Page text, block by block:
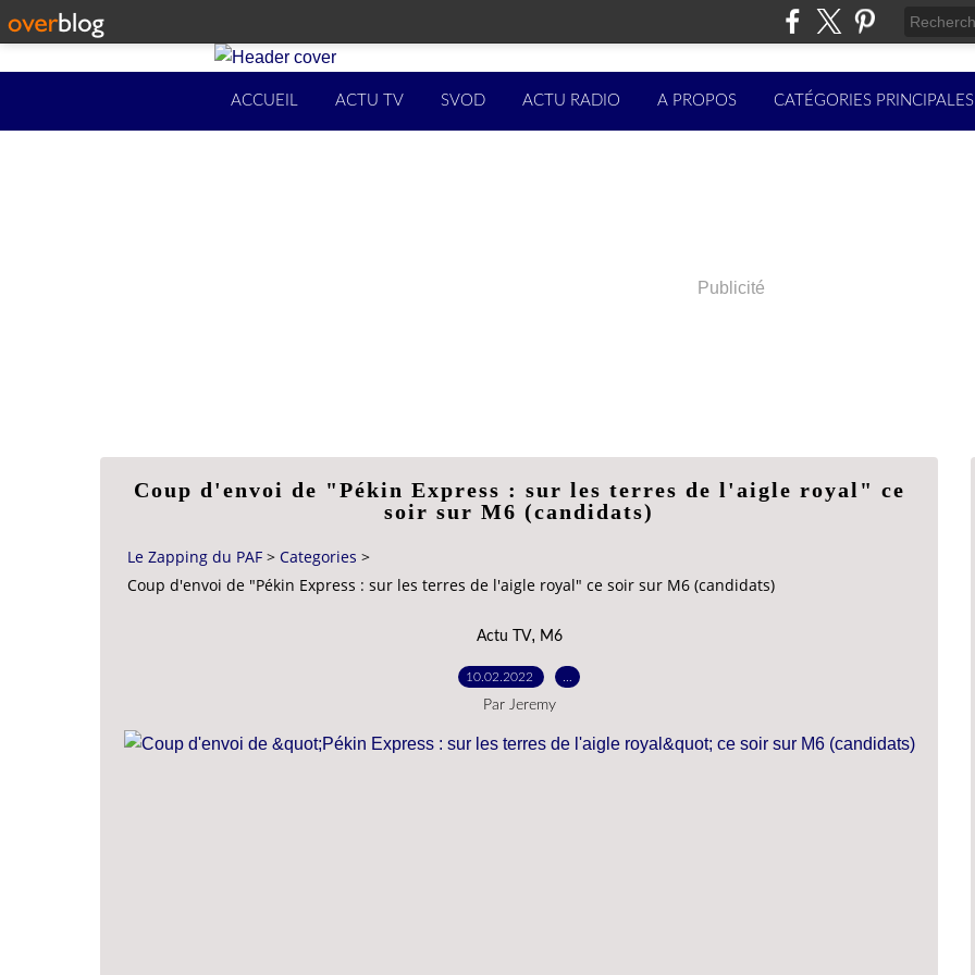
ACCUEIL ACTU TV SVOD ACTU RADIO A PROPOS CATÉGORIES PRINCIPALES
Publicité
Coup d'envoi de "Pékin Express : sur les terres de l'aigle royal" ce
soir sur M6 (candidats)
Le Zapping du PAF > Categories >
Coup d'envoi de "Pékin Express : sur les terres de l'aigle royal" ce soir sur M6 (candidats)
Actu TV, M6
10.02.2022
Par Jeremy